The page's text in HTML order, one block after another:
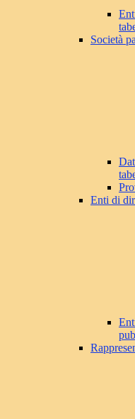
Società
Enti di